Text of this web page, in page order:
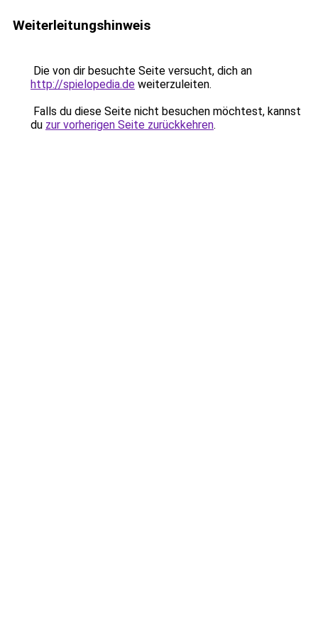
Weiterleitungshinweis
Die von dir besuchte Seite versucht, dich an
http://spielopedia.de weiterzuleiten.
Falls du diese Seite nicht besuchen möchtest, kannst
du zur vorherigen Seite zurückkehren.